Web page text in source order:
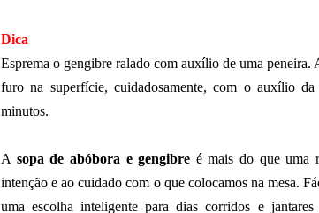
Dica
Esprema o gengibre ralado com auxílio de uma peneira.
furo na superfície, cuidadosamente, com o auxílio
minutos.
A sopa de abóbora e gengibre é mais do que uma
intenção e ao cuidado com o que colocamos na mesa.
uma escolha inteligente para dias corridos e jantares